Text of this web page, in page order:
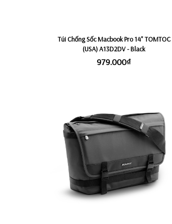
Túi Chống Sốc Macbook Pro 14" TOMTOC
(USA) A13D2DV - Black
979.000₫